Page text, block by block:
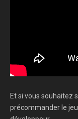
Et si vous souhaitez
précommander le